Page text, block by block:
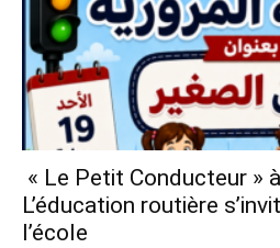
« Le Petit Conducteur »
L’éducation routière
l’école